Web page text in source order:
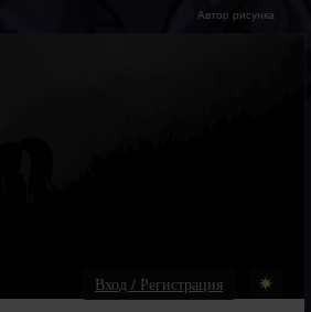
Автор рисунка
Вход / Регистрация